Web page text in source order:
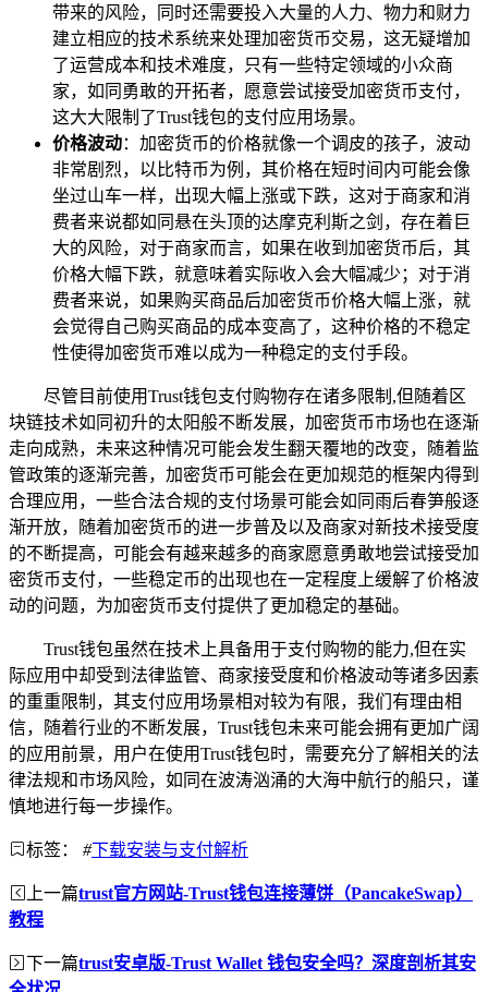
带来的风险，同时还需要投入大量的人力、物力和财力
建立相应的技术系统来处理加密货币交易，这无疑增加
了运营成本和技术难度，只有一些特定领域的小众商
家，如同勇敢的开拓者，愿意尝试接受加密货币支付，
这大大限制了Trust钱包的支付应用场景。
价格波动：加密货币的价格就像一个调皮的孩子，波动
非常剧烈，以比特币为例，其价格在短时间内可能会像
坐过山车一样，出现大幅上涨或下跌，这对于商家和消
费者来说都如同悬在头顶的达摩克利斯之剑，存在着巨
大的风险，对于商家而言，如果在收到加密货币后，其
价格大幅下跌，就意味着实际收入会大幅减少；对于消
费者来说，如果购买商品后加密货币价格大幅上涨，就
会觉得自己购买商品的成本变高了，这种价格的不稳定
性使得加密货币难以成为一种稳定的支付手段。
尽管目前使用Trust钱包支付购物存在诸多限制,但随着区
块链技术如同初升的太阳般不断发展，加密货币市场也在逐渐
走向成熟，未来这种情况可能会发生翻天覆地的改变，随着监
管政策的逐渐完善，加密货币可能会在更加规范的框架内得到
合理应用，一些合法合规的支付场景可能会如同雨后春笋般逐
渐开放，随着加密货币的进一步普及以及商家对新技术接受度
的不断提高，可能会有越来越多的商家愿意勇敢地尝试接受加
密货币支付，一些稳定币的出现也在一定程度上缓解了价格波
动的问题，为加密货币支付提供了更加稳定的基础。
Trust钱包虽然在技术上具备用于支付购物的能力,但在实
际应用中却受到法律监管、商家接受度和价格波动等诸多因素
的重重限制，其支付应用场景相对较为有限，我们有理由相
信，随着行业的不断发展，Trust钱包未来可能会拥有更加广阔
的应用前景，用户在使用Trust钱包时，需要充分了解相关的法
律法规和市场风险，如同在波涛汹涌的大海中航行的船只，谨
慎地进行每一步操作。
标签： #下载安装与支付解析
上一篇trust官方网站-Trust钱包连接薄饼（PancakeSwap）
教程
下一篇trust安卓版-Trust Wallet 钱包安全吗？深度剖析其安